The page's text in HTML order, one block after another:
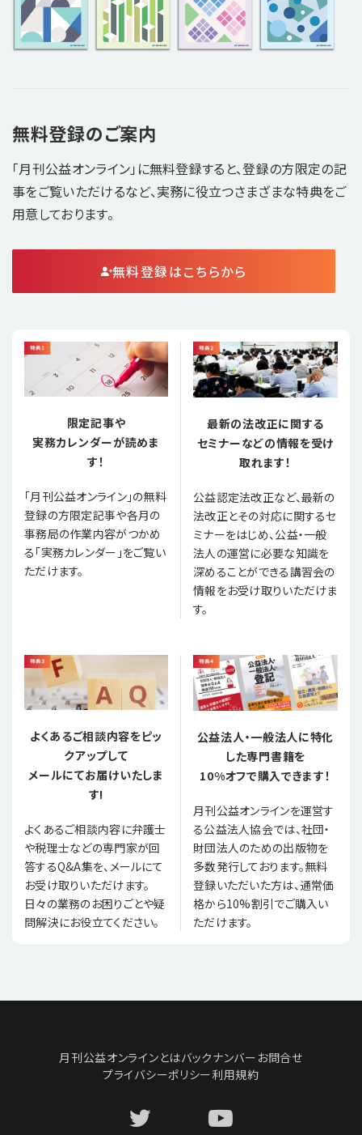
無料登録のご案内
「月刊公益オンライン」に無料登録すると、登録の方限定の記
事をご覧いただけるなど、実務に役立つさまざまな特典をご
用意しております。
無料登録はこちらから
限定記事や
実務カレンダーが読めま
す！
「月刊公益オンライン」の無料
登録の方限定記事や各月の
事務局の作業内容がつかめ
る「実務カレンダー」をご覧い
ただけます。
最新の法改正に関する
セミナーなどの情報を受け
取れます！
公益認定法改正など、最新の
法改正とその対応に関するセ
ミナーをはじめ、公益・一般
法人の運営に必要な知識を
深めることができる講習会の
情報をお受け取りいただけま
す。
よくあるご相談内容をピッ
クアップして
メールにてお届けいたしま
す!
よくあるご相談内容に弁護士
や税理士などの専門家が回
答するQ&A集を、メールにて
お受け取りいただけます。
日々の業務のお困りごとや疑
問解決にお役立てください。
公益法人・一般法人に特化
した専門書籍を
10%オフで購入できます！
月刊公益オンラインを運営す
る公益法人協会では、社団・
財団法人のための出版物を
多数発行しております。無料
登録いただいた方は、通常価
格から10%割引でご購入い
ただけます。
月刊公益オンラインとはバックナンバー お問合せ
プライバシーポリシー利用規約